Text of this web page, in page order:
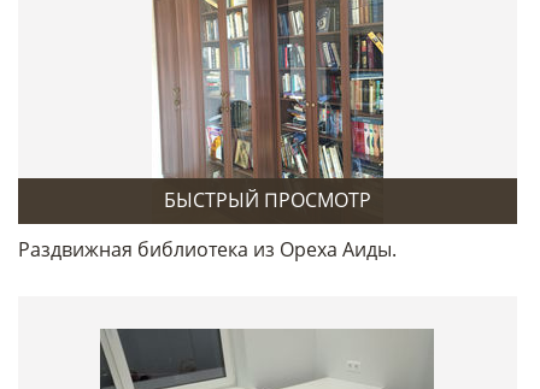
БЫСТРЫЙ ПРОСМОТР
Раздвижная библиотека из Ореха Аиды.